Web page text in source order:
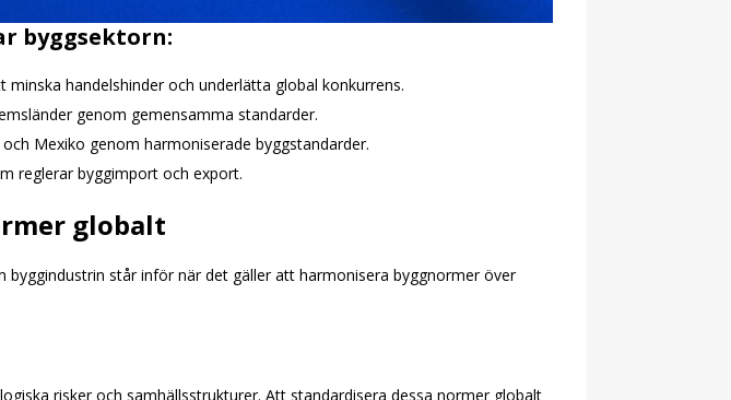
byggsektorn:
handelshinder och underlätta global konkurrens.
genom gemensamma standarder.
Mexiko genom harmoniserade byggstandarder.
reglerar byggimport och export.
globalt
står inför när det gäller att harmonisera byggnormer över
risker och samhällsstrukturer. Att standardisera dessa normer globalt